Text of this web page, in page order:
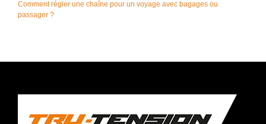
Comment régler une chaîne pour un voyage avec bagages ou
passager ?